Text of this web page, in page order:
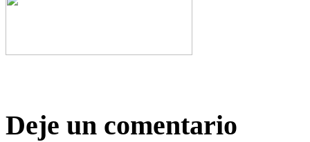
Deje un comentario